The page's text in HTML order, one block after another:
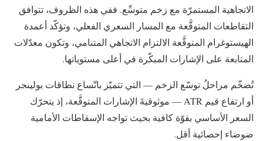
الاتجاهية المستمرّة مع زخم متوسِّع. ففي هذه الظروف، تتوافق
التقاطعات المتوقَّعة مع المسار السعري الفعلي، وتؤكّد أعمدة
الهيستوغرام المتوقَّعة الالتزام الاتجاهي المتنامي، وتكون معدّلات
المتابعة على الإشارات المبكّرة في أعلى مستوياتها.
تُضخّم مراحلُ توسّع الزخم — التي تتميّز باتّساع نطاقات بولينجر
أو ارتفاع قيم ATR — موثوقيةَ الإشارات المتوقَّعة، إذ يتحرّك
السعر الأساسي بقوّة كافية بحيث تواجه الإسقاطات الأمامية
ضوضاء إحصائية أقل.